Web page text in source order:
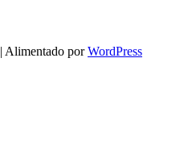
| Alimentado porWordPress